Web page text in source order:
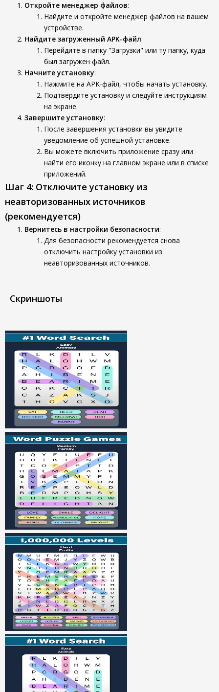
Откройте менеджер файлов:
Найдите и откройте менеджер файлов на вашем
устройстве.
Найдите загруженный APK-файл:
Перейдите в папку "Загрузки" или ту папку, куда
был загружен файл.
Начните установку:
Нажмите на APK-файл, чтобы начать установку.
Подтвердите установку и следуйте инструкциям
на экране.
Завершите установку:
После завершения установки вы увидите
уведомление об успешной установке.
Вы можете включить приложение сразу или
найти его иконку на главном экране или в списке
приложений.
Шаг 4: Отключите установку из
неавторизованных источников
(рекомендуется)
Вернитесь в настройки безопасности:
Для безопасности рекомендуется снова
отключить настройку установки из
неавторизованных источников.
Скриншоты